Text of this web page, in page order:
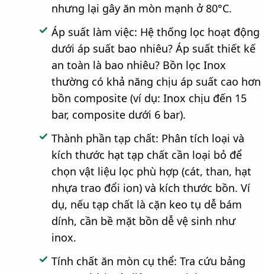
nhưng lại gây ăn mòn mạnh ở 80°C.
Áp suất làm việc: Hệ thống lọc hoạt động
dưới áp suất bao nhiêu? Áp suất thiết kế
an toàn là bao nhiêu? Bồn lọc Inox
thường có khả năng chịu áp suất cao hơn
bồn composite (ví dụ: Inox chịu đến 15
bar, composite dưới 6 bar).
Thành phần tạp chất: Phân tích loại và
kích thước hạt tạp chất cần loại bỏ để
chọn vật liệu lọc phù hợp (cát, than, hạt
nhựa trao đổi ion) và kích thước bồn. Ví
dụ, nếu tạp chất là cặn keo tụ dễ bám
dính, cần bề mặt bồn dễ vệ sinh như
inox.
Tính chất ăn mòn cụ thể: Tra cứu bảng